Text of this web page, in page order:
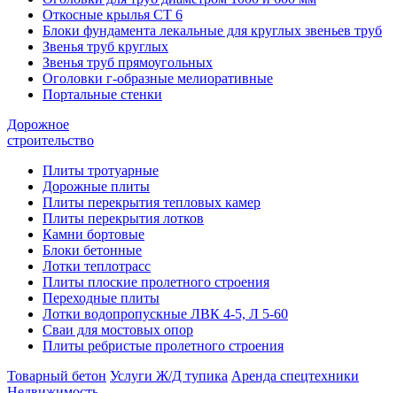
Откосные крылья СТ 6
Блоки фундамента лекальные для круглых звеньев труб
Звенья труб круглых
Звенья труб прямоугольных
Оголовки г-образные мелиоративные
Портальные стенки
Дорожное
строительство
Плиты тротуарные
Дорожные плиты
Плиты перекрытия тепловых камер
Плиты перекрытия лотков
Камни бортовые
Блоки бетонные
Лотки теплотрасс
Плиты плоские пролетного строения
Переходные плиты
Лотки водопропускные ЛВК 4-5, Л 5-60
Сваи для мостовых опор
Плиты ребристые пролетного строения
Товарный бетон Услуги Ж/Д тупика Аренда спецтехники